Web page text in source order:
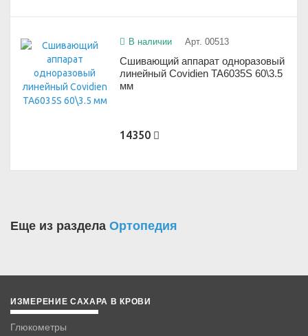
В наличии Арт. 00513
Сшивающий аппарат одноразовый
линейный Covidien TA6035S 60\3.5
мм
14350
Еще из раздела Ортопедия
ИЗМЕРЕНИЕ САХАРА В КРОВИ
Глюкометры